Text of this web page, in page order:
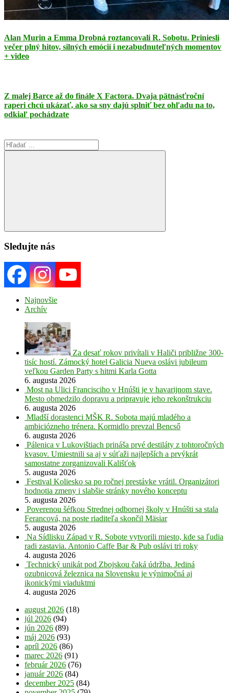
Alan Murin a Emma Drobná roztancovali R. Sobotu. Priniesli
večer plný hitov, silných emócií i nezabudnuteľných momentov
+ video
Z malej Barce až do finále X Factora. Dvaja pätnásťroční
raperi chcú ukázať, ako sa sny dajú splniť bez ohľadu na to,
odkiaľ pochádzate
Search
for:
Search
Sledujte nás
Najnovšie
Archív
Za desať rokov privítali v Haliči približne 300-
tisíc hostí. Zámocký hotel Galicia Nueva oslávi jubileum
veľkou Garden Party s hitmi Karla Gotta
6. augusta 2026
Most na Ulici Francisciho v Hnúšti je v havarijnom stave.
Mesto obmedzilo dopravu a pripravuje jeho rekonštrukciu
6. augusta 2026
Mladší dorastenci MŠK R. Sobota majú mladého a
ambiciózneho trénera. Kormidlo prevzal Bencső
6. augusta 2026
Pálenica v Lukovištiach prináša prvé destiláty z tohtoročných
kvasov. Umiestnili sa aj v súťaži najlepších a prvýkrát
samostatne zorganizovali Kališťok
5. augusta 2026
Festival Koliesko sa po ročnej prestávke vrátil. Organizátori
hodnotia zmeny i slabšie stránky nového konceptu
5. augusta 2026
Poverenou šéfkou Strednej odbornej školy v Hnúšti sa stala
Ferancová, na poste riaditeľa skončil Mäsiar
5. augusta 2026
Na Sídlisku Západ v R. Sobote vytvorili miesto, kde sa ľudia
radi zastavia. Antonio Caffe Bar & Pub oslávi tri roky
4. augusta 2026
Technický unikát pod Zbojskou čaká údržba. Jediná
ozubnicová železnica na Slovensku je výnimočná aj
ikonickými viaduktmi
4. augusta 2026
august 2026 (18)
júl 2026 (94)
jún 2026 (89)
máj 2026 (93)
apríl 2026 (86)
marec 2026 (91)
február 2026 (76)
január 2026 (84)
december 2025 (84)